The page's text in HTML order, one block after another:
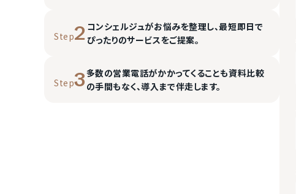
Step2 コンシェルジュがお悩みを整理し、最短即日で
ぴったりのサービスをご提案。
Step3多数の営業電話がかかってくることも資料比較
の手間もなく、導入まで伴走します。